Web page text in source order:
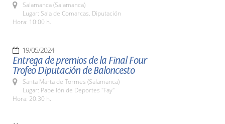
Salamanca (Salamanca)
Lugar: Sala de Comarcas. Diputación
Hora: 10:00 h.
19/05/2024
Entrega de premios de la Final Four
Trofeo Diputación de Baloncesto
Santa Marta de Tormes (Salamanca)
Lugar: Pabellón de Deportes "Fay"
Hora: 20:30 h.